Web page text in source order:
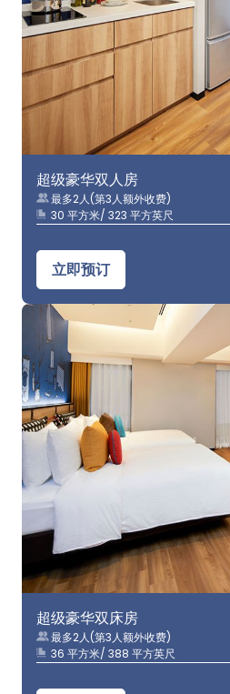
超级豪华双人房
最多2人(第3人额外收费)
30 平方米/ 323 平方英尺
立即预订
超级豪华双床房
最多2人(第3人额外收费)
36 平方米/ 388 平方英尺